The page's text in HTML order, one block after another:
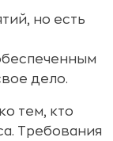
но есть
дело.
тем, кто
Требования